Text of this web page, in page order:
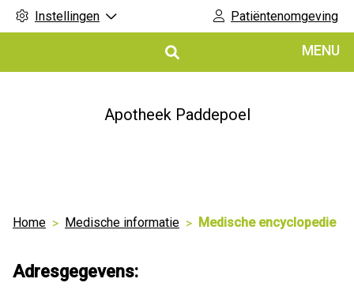
Instellingen Patiëntenomgeving
MENU
Apotheek Paddepoel
Home Medische informatie Medische encyclopedie
Adresgegevens: